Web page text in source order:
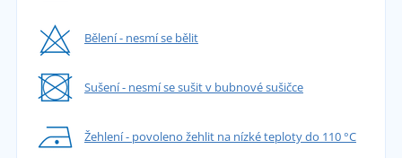
Bělení - nesmí se bělit
Sušení - nesmí se sušit v bubnové sušičce
Žehlení - povoleno žehlit na nízké teploty do 110 °C